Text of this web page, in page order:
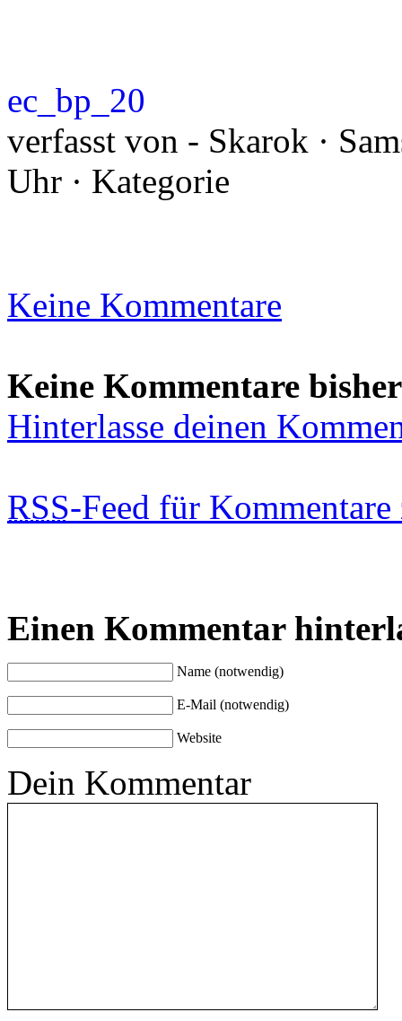
ec_bp_20
verfasst von - Skarok ·
Uhr · Kategorie
Keine Kommentare
Keine Kommentare bisher
Hinterlasse deinen
RSS-Feed für
Einen Kommentar
Name (notwendig)
E-Mail (notwendig)
Website
Dein Kommentar